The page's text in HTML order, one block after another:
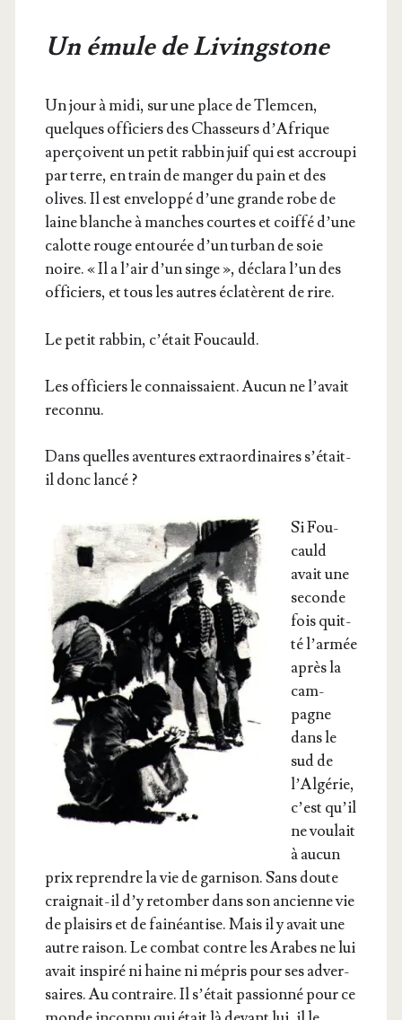
Un émule de Livingstone
Un jour à midi, sur une place de Tlem­cen,
quelques offi­ciers des Chas­seurs d’A­frique
aper­çoivent un petit rab­bin juif qui est accrou­pi
par terre, en train de man­ger du pain et des
olives. Il est enve­lop­pé d’une grande robe de
laine blanche à manches courtes et coif­fé d’une
calotte rouge entou­rée d’un tur­ban de soie
noire. « Il a l’air d’un singe », décla­ra l’un des
offi­ciers, et tous les autres écla­tèrent de rire.
Le petit rab­bin, c’é­tait Foucauld.
Les offi­ciers le connais­saient. Aucun ne l’a­vait
reconnu.
Dans quelles aven­tures extra­or­di­naires s’é­tait-
il donc lancé ?
Si Fou­
cauld
avait une
seconde
fois quit­
té l’ar­mée
après la
cam­
pagne
dans le
sud de
l’Al­gé­rie,
c’est qu’il
ne vou­lait
à aucun
prix reprendre la vie de gar­ni­son. Sans doute
crai­gnait-il d’y retom­ber dans son ancienne vie
de plai­sirs et de fai­néan­tise. Mais il y avait une
autre rai­son. Le com­bat contre les Arabes ne lui
avait ins­pi­ré ni haine ni mépris pour ses adver­
saires. Au contraire. Il s’é­tait pas­sion­né pour ce